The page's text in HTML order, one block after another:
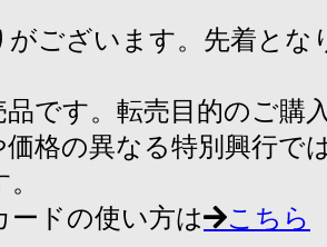
がございます。先着とな
品です。転売目的のご購
価格の異なる特別興行で
ードの使い方は
こちら